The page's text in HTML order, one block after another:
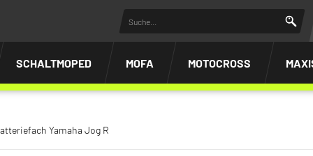
SCHALTMOPED MOFA MOTOCROSS
Yamaha Jog R